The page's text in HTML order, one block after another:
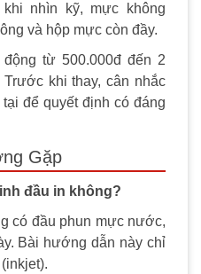
nhìn kỹ, mực không
và hộp mực còn đầy.
từ 500.000đ đến 2
khi thay, cân nhắc
để quyết định có đáng
Gặp
đầu in không?
có đầu phun mực nước,
Bài hướng dẫn này chỉ